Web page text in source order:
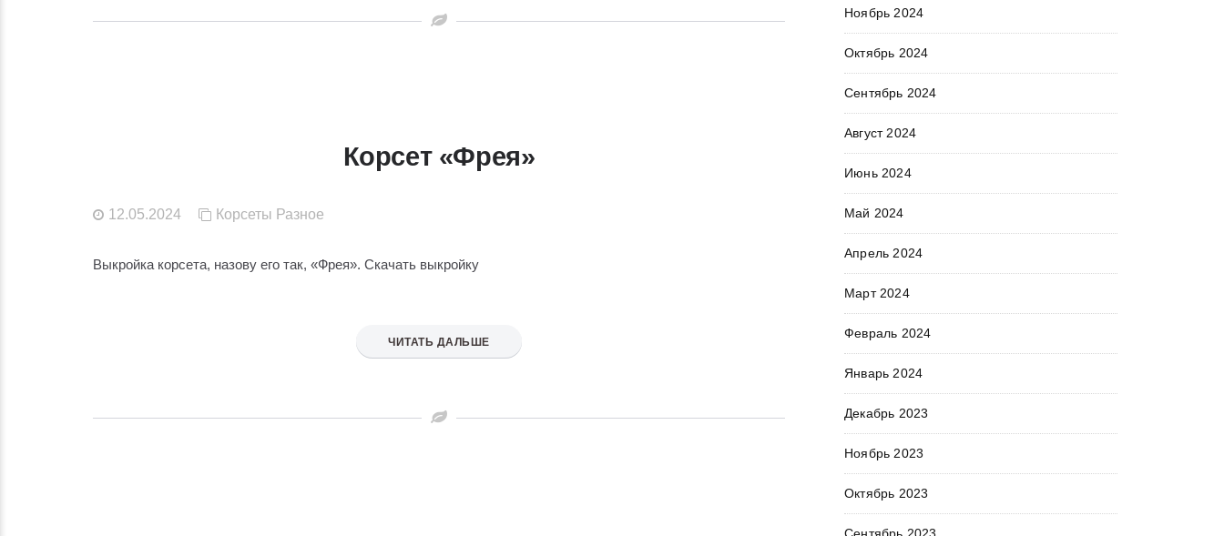
Корсет «Фрея»
12.05.2024 Корсеты Разное
Выкройка корсета, назову его так, «Фрея». Скачать выкройку
ЧИТАТЬ ДАЛЬШЕ
Ноябрь 2024
Октябрь 2024
Сентябрь 2024
Август 2024
Июнь 2024
Май 2024
Апрель 2024
Март 2024
Февраль 2024
Январь 2024
Декабрь 2023
Ноябрь 2023
Октябрь 2023